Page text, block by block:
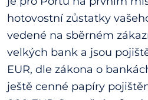
hotovostní zůstatky
vedené na sběrném
velkých bank a jsou
EUR, dle zákona o
ještě cenné papíry